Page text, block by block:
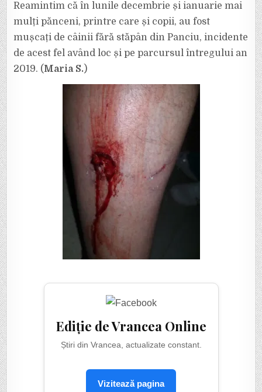
Reamintim că în lunile decembrie și ianuarie mai
mulți pănceni, printre care și copii, au fost
mușcați de câinii fără stăpân din Panciu, incidente
de acest fel având loc și pe parcursul întregului an
2019. (Maria S.)
Ediție de Vrancea Online
Știri din Vrancea, actualizate constant.
Vizitează pagina